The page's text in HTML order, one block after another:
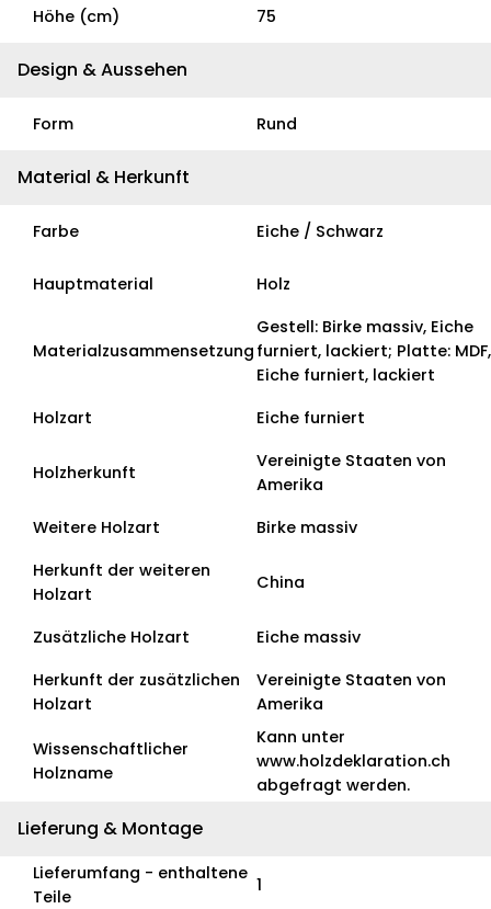
Höhe (cm) 75
Design & Aussehen
Form Rund
Material & Herkunft
Farbe Eiche / Schwarz
Hauptmaterial Holz
Materialzusammensetzung
Gestell: Birke massiv, Eiche
furniert, lackiert; Platte: MDF,
Eiche furniert, lackiert
Holzart
Eiche furniert
Holzherkunft
Vereinigte Staaten von
Amerika
Weitere Holzart
Birke massiv
Herkunft der weiteren
Holzart
China
Zusätzliche Holzart
Eiche massiv
Herkunft der zusätzlichen
Holzart
Vereinigte Staaten von
Amerika
Wissenschaftlicher
Holzname
Kann unter
www.holzdeklaration.ch
abgefragt werden.
Lieferung & Montage
Lieferumfang - enthaltene
Teile
1